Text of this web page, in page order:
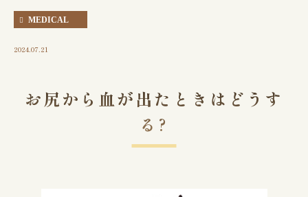
CONTACT
お問い合わせ
MEDICAL
2024.07.21
お尻から血が出たときはどうす
る?